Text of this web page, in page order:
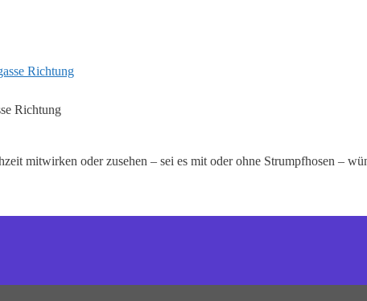
Richtung
mitwirken oder zusehen – sei es mit oder ohne Strumpfhosen –